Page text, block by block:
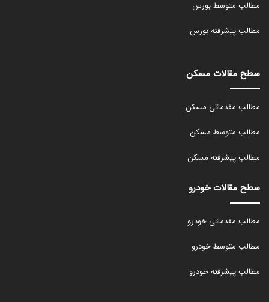
مطالب متوسط بورس
مطالب پیشرفته بورس
سطح مقالات مسکن
مطالب مقدماتی مسکن
مطالب متوسط مسکن
مطالب پیشرفته مسکن
سطح مقالات خودرو
مطالب مقدماتی خودرو
مطالب متوسط خودرو
مطالب پیشرفته خودرو